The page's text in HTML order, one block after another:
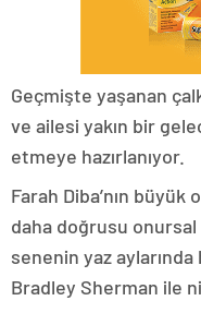
Geçmişte yaşanan
ve ailesi yakın bir
etmeye hazırlanıyor.
Farah Diba’nın büyük
daha doğrusu
senenin yaz
Bradley Sherman ile